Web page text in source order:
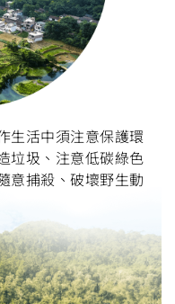
生活中須注意保護環
垃圾、注意低碳綠色
意捕殺、破壞野生動